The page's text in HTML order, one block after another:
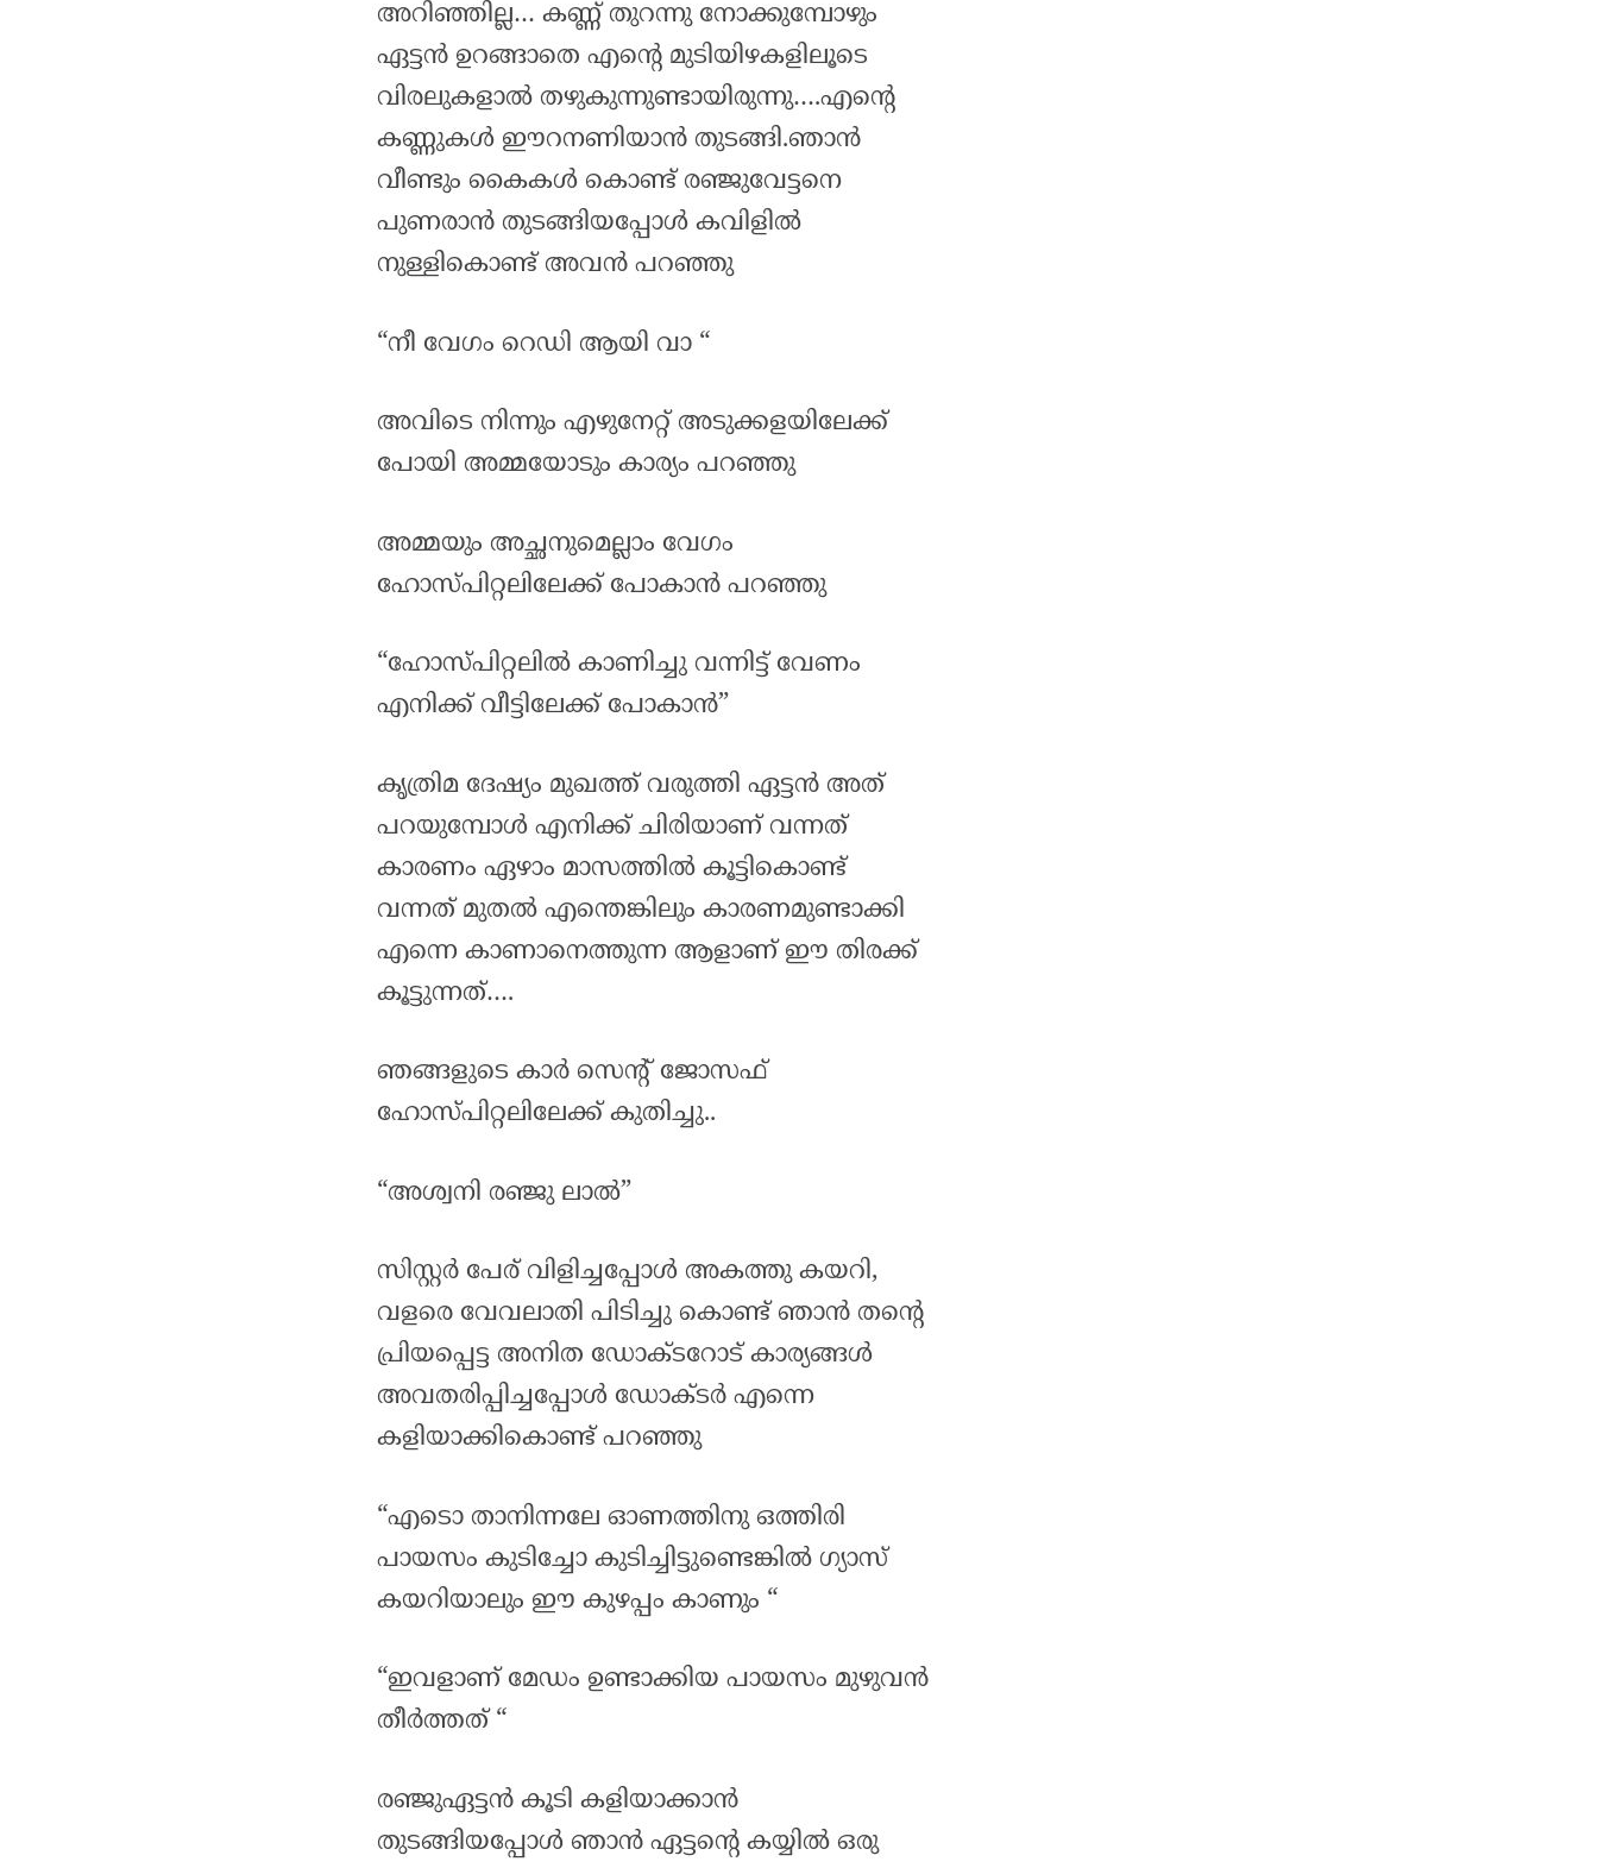
അറിഞ്ഞില്ല… കണ്ണ് തുറന്നു നോക്കുമ്പോഴും
ഏട്ടൻ ഉറങ്ങാതെ എന്റെ മുടിയിഴകളിലൂടെ
വിരലുകളാൽ തഴുകുന്നുണ്ടായിരുന്നു….എന്റെ
കണ്ണുകൾ ഈറനണിയാൻ തുടങ്ങി.ഞാൻ
വീണ്ടും കൈകൾ കൊണ്ട് രഞ്ജുവേട്ടനെ
പുണരാൻ തുടങ്ങിയപ്പോൾ കവിളിൽ
നുള്ളികൊണ്ട് അവൻ പറഞ്ഞു
“നീ വേഗം റെഡി ആയി വാ “
അവിടെ നിന്നും എഴുനേറ്റ് അടുക്കളയിലേക്ക്
പോയി അമ്മയോടും കാര്യം പറഞ്ഞു
അമ്മയും അച്ഛനുമെല്ലാം വേഗം
ഹോസ്പിറ്റലിലേക്ക് പോകാൻ പറഞ്ഞു
“ഹോസ്പിറ്റലിൽ കാണിച്ചു വന്നിട്ട് വേണം
എനിക്ക് വീട്ടിലേക്ക് പോകാൻ”
കൃത്രിമ ദേഷ്യം മുഖത്ത് വരുത്തി ഏട്ടൻ അത്
പറയുമ്പോൾ എനിക്ക് ചിരിയാണ് വന്നത്
കാരണം ഏഴാം മാസത്തിൽ കൂട്ടികൊണ്ട്
വന്നത് മുതൽ എന്തെങ്കിലും കാരണമുണ്ടാക്കി
എന്നെ കാണാനെത്തുന്ന ആളാണ് ഈ തിരക്ക്
കൂട്ടുന്നത്….
ഞങ്ങളുടെ കാർ സെന്റ് ജോസഫ്
ഹോസ്പിറ്റലിലേക്ക് കുതിച്ചു..
“അശ്വനി രഞ്ജു ലാൽ”
സിസ്റ്റർ പേര് വിളിച്ചപ്പോൾ അകത്തു കയറി,
വളരെ വേവലാതി പിടിച്ചു കൊണ്ട് ഞാൻ തന്റെ
പ്രിയപ്പെട്ട അനിത ഡോക്ടറോട് കാര്യങ്ങൾ
അവതരിപ്പിച്ചപ്പോൾ ഡോക്ടർ എന്നെ
കളിയാക്കികൊണ്ട് പറഞ്ഞു
“എടൊ താനിന്നലേ ഓണത്തിനു ഒത്തിരി
പായസം കുടിച്ചോ കുടിച്ചിട്ടുണ്ടെങ്കിൽ ഗ്യാസ്
കയറിയാലും ഈ കുഴപ്പം കാണും “
“ഇവളാണ് മേഡം ഉണ്ടാക്കിയ പായസം മുഴുവൻ
തീർത്തത് “
രഞ്ജുഏട്ടൻ കൂടി കളിയാക്കാൻ
തുടങ്ങിയപ്പോൾ ഞാൻ ഏട്ടന്റെ കയ്യിൽ ഒരു